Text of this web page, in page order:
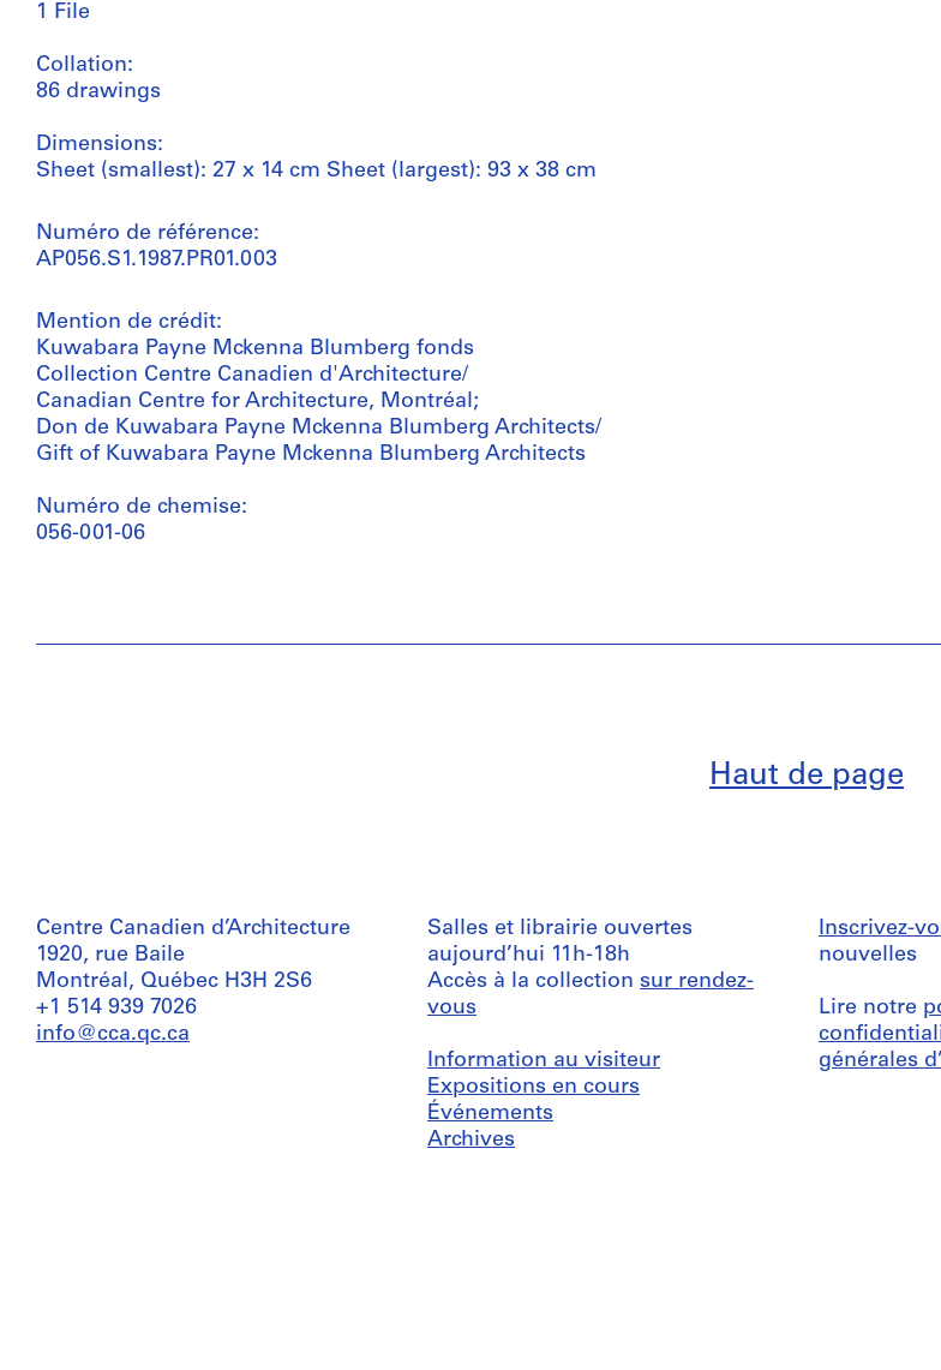
1 File
Collation:
86 drawings
Dimensions:
Sheet (smallest): 27 x 14 cm Sheet (largest): 93 x 38 cm
Numéro de référence:
AP056.S1.1987.PR01.003
Mention de crédit:
Kuwabara Payne Mckenna Blumberg fonds
Collection Centre Canadien d'Architecture/
Canadian Centre for Architecture, Montréal;
Don de Kuwabara Payne Mckenna Blumberg Architects/
Gift of Kuwabara Payne Mckenna Blumberg Architects
Numéro de chemise:
056-001-06
Haut de page
Centre Canadien d’Architecture
1920, rue Baile
Montréal, Québec H3H 2S6
+1 514 939 7026
info@cca.qc.ca
Salles et librairie ouvertes
aujourd’hui 11h-18h
Accès à la collection sur rendez-
vous
Information au visiteur
Expositions en cours
Événements
Archives
Inscrivez-
nouvelles
Lire notre
générales